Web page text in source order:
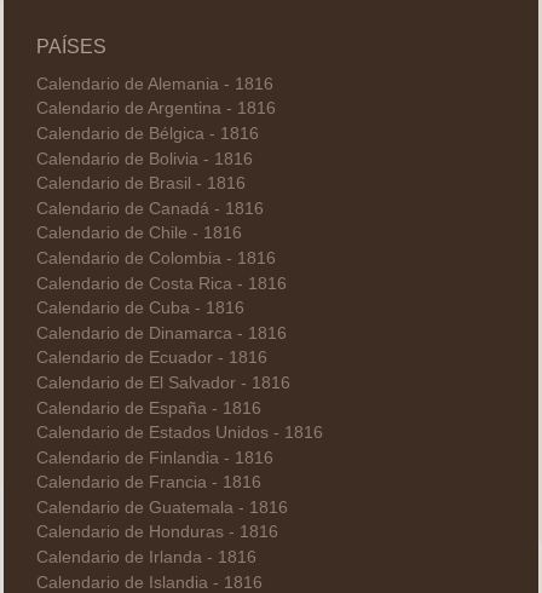
PAÍSES
Calendario de Alemania - 1816
Calendario de Argentina - 1816
Calendario de Bélgica - 1816
Calendario de Bolivia - 1816
Calendario de Brasil - 1816
Calendario de Canadá - 1816
Calendario de Chile - 1816
Calendario de Colombia - 1816
Calendario de Costa Rica - 1816
Calendario de Cuba - 1816
Calendario de Dinamarca - 1816
Calendario de Ecuador - 1816
Calendario de El Salvador - 1816
Calendario de España - 1816
Calendario de Estados Unidos - 1816
Calendario de Finlandia - 1816
Calendario de Francia - 1816
Calendario de Guatemala - 1816
Calendario de Honduras - 1816
Calendario de Irlanda - 1816
Calendario de Islandia - 1816